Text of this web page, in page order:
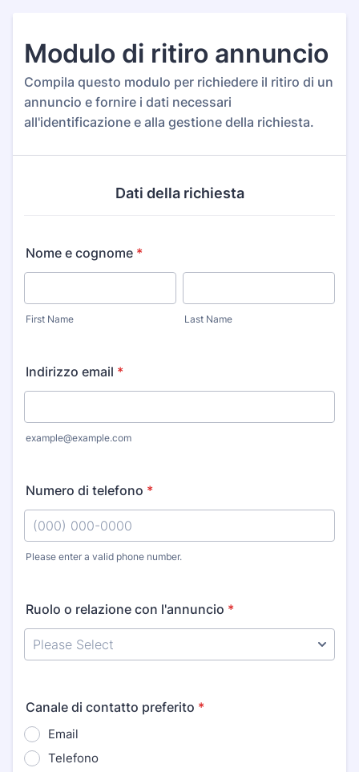
Modulo di ritiro annuncio
Compila questo modulo per richiedere il ritiro di un
annuncio e fornire i dati necessari
all'identificazione e alla gestione della richiesta.
Dati della richiesta
Nome e cognome *
First Name Last Name
Indirizzo email *
example@example.com
Numero di telefono *
Please enter a valid phone number.
Ruolo o relazione con l'annuncio *
Canale di contatto preferito *
Email
Telefono